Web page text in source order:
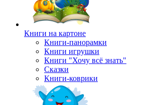
Книги на картоне
Книги-панорамки
Книги игрушки
Книги "Хочу всё знать"
Сказки
Книги-коврики